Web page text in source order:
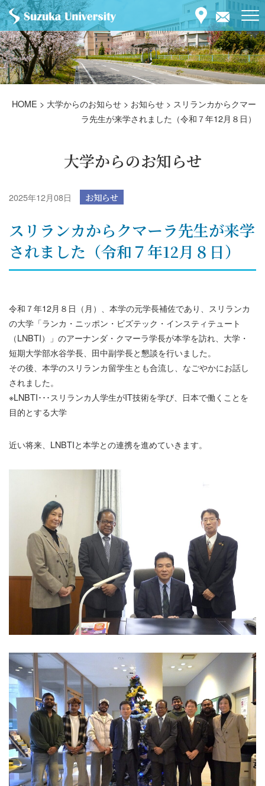
HOME > 大学からのお知らせ > お知らせ > スリランカからクマー
ラ先生が来学されました（令和７年12月８日）
大学からのお知らせ
2025年12月08日 お知らせ
スリランカからクマーラ先生が来学
されました（令和７年12月８日）
令和７年12月８日（月）、本学の元学長補佐であり、スリランカ
の大学「ランカ・ニッポン・ビズテック・インスティテュート
（LNBTI）」のアーナンダ・クマーラ学長が本学を訪れ、大学・
短期大学部水谷学長、田中副学長と懇談を行いました。
その後、本学のスリランカ留学生とも合流し、なごやかにお話し
されました。
※LNBTI･･･スリランカ人学生がIT技術を学び、日本で働くことを
目的とする大学
近い将来、LNBTIと本学との連携を進めていきます。